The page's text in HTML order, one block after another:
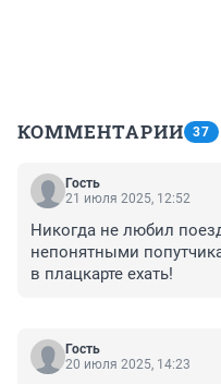
КОММЕНТАРИИ 37
Гость
21 июля 2025, 12:52
Никогда не любил
непонятными
в плацкарте ехать!
Гость
20 июля 2025, 14:23